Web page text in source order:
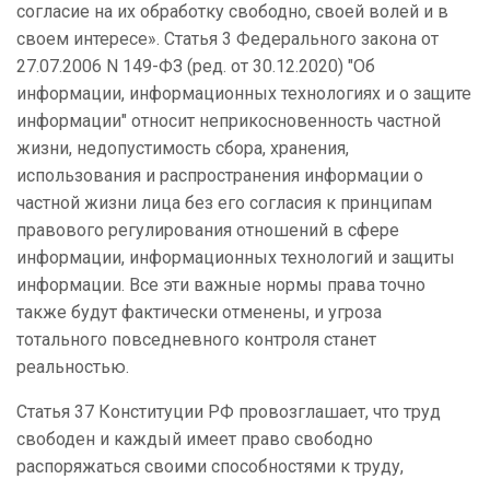
согласие на их обработку свободно, своей волей и в
своем интересе». Статья 3 Федерального закона от
27.07.2006 N 149-ФЗ (ред. от 30.12.2020) "Об
информации, информационных технологиях и о защите
информации" относит неприкосновенность частной
жизни, недопустимость сбора, хранения,
использования и распространения информации о
частной жизни лица без его согласия к принципам
правового регулирования отношений в сфере
информации, информационных технологий и защиты
информации. Все эти важные нормы права точно
также будут фактически отменены, и угроза
тотального повседневного контроля станет
реальностью.
Статья 37 Конституции РФ провозглашает, что труд
свободен и каждый имеет право свободно
распоряжаться своими способностями к труду,